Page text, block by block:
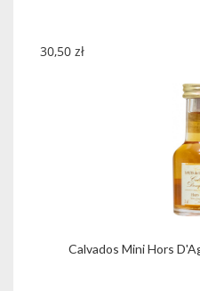
Calvados Mini Hors
30,50 zł